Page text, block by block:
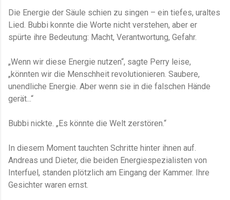
Die Energie der Säule schien zu singen – ein tiefes, uraltes
Lied. Bubbi konnte die Worte nicht verstehen, aber er
spürte ihre Bedeutung: Macht, Verantwortung, Gefahr.
„Wenn wir diese Energie nutzen“, sagte Perry leise,
„könnten wir die Menschheit revolutionieren. Saubere,
unendliche Energie. Aber wenn sie in die falschen Hände
gerät...“
Bubbi nickte. „Es könnte die Welt zerstören.“
In diesem Moment tauchten Schritte hinter ihnen auf.
Andreas und Dieter, die beiden Energiespezialisten von
Interfuel, standen plötzlich am Eingang der Kammer. Ihre
Gesichter waren ernst.